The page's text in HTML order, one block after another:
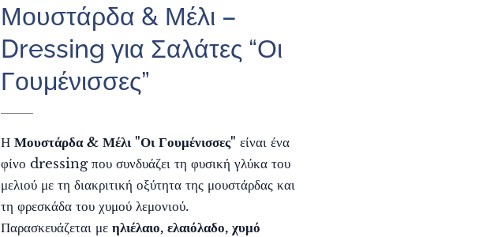
Μουστάρδα & Μέλι –
Dressing για Σαλάτες “Οι
Γουμένισσες”
Η Μουστάρδα & Μέλι "Οι Γουμένισσες" είναι ένα
φίνο dressing που συνδυάζει τη φυσική γλύκα του
μελιού με τη διακριτική οξύτητα της μουστάρδας και
τη φρεσκάδα του χυμού λεμονιού.
Παρασκευάζεται με ηλιέλαιο, ελαιόλαδο, χυμό